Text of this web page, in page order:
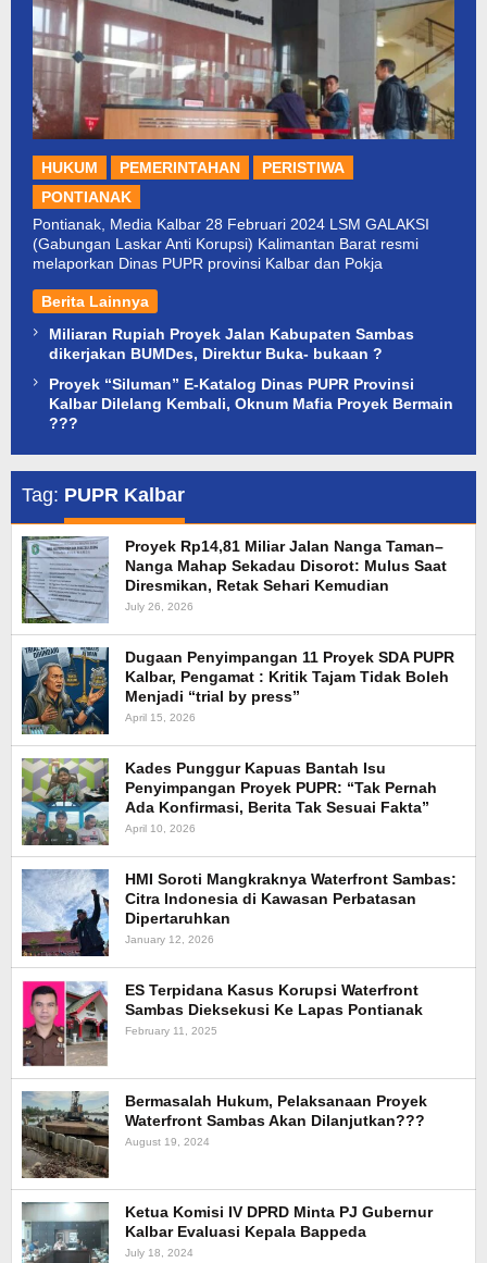
HUKUM PEMERINTAHAN
PERISTIWA
PONTIANAK
Pontianak, Media Kalbar 28 Februari 2024 LSM GALAKSI
(Gabungan Laskar Anti Korupsi) Kalimantan Barat resmi
melaporkan Dinas PUPR provinsi Kalbar dan Pokja
Berita Lainnya
Miliaran Rupiah Proyek Jalan Kabupaten Sambas
dikerjakan BUMDes, Direktur Buka- bukaan ?
Proyek “Siluman” E-Katalog Dinas PUPR Provinsi
Kalbar Dilelang Kembali, Oknum Mafia Proyek Bermain
???
Tag: PUPR Kalbar
Proyek Rp14,81 Miliar Jalan Nanga Taman–
Nanga Mahap Sekadau Disorot: Mulus Saat
Diresmikan, Retak Sehari Kemudian
July 26, 2026
Dugaan Penyimpangan 11 Proyek SDA PUPR
Kalbar, Pengamat : Kritik Tajam Tidak Boleh
Menjadi “trial by press”
April 15, 2026
Kades Punggur Kapuas Bantah Isu
Penyimpangan Proyek PUPR: “Tak Pernah
Ada Konfirmasi, Berita Tak Sesuai Fakta”
April 10, 2026
HMI Soroti Mangkraknya Waterfront Sambas:
Citra Indonesia di Kawasan Perbatasan
Dipertaruhkan
January 12, 2026
ES Terpidana Kasus Korupsi Waterfront
Sambas Dieksekusi Ke Lapas Pontianak
February 11, 2025
Bermasalah Hukum, Pelaksanaan Proyek
Waterfront Sambas Akan Dilanjutkan???
August 19, 2024
Ketua Komisi IV DPRD Minta PJ Gubernur
Kalbar Evaluasi Kepala Bappeda
July 18, 2024